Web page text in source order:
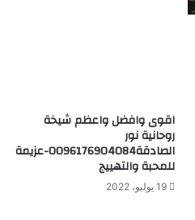
اقوى وافضل واعظم شيخة
روحانية نور
الصادقة0096176904084-عزيمة
للمحبة والتهييج
19 يوليو، 2022